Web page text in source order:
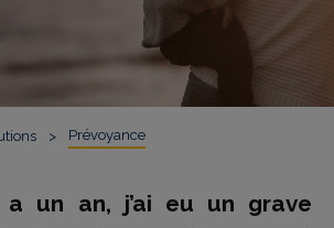
> Prévoyance
a un an, j’ai eu un grave